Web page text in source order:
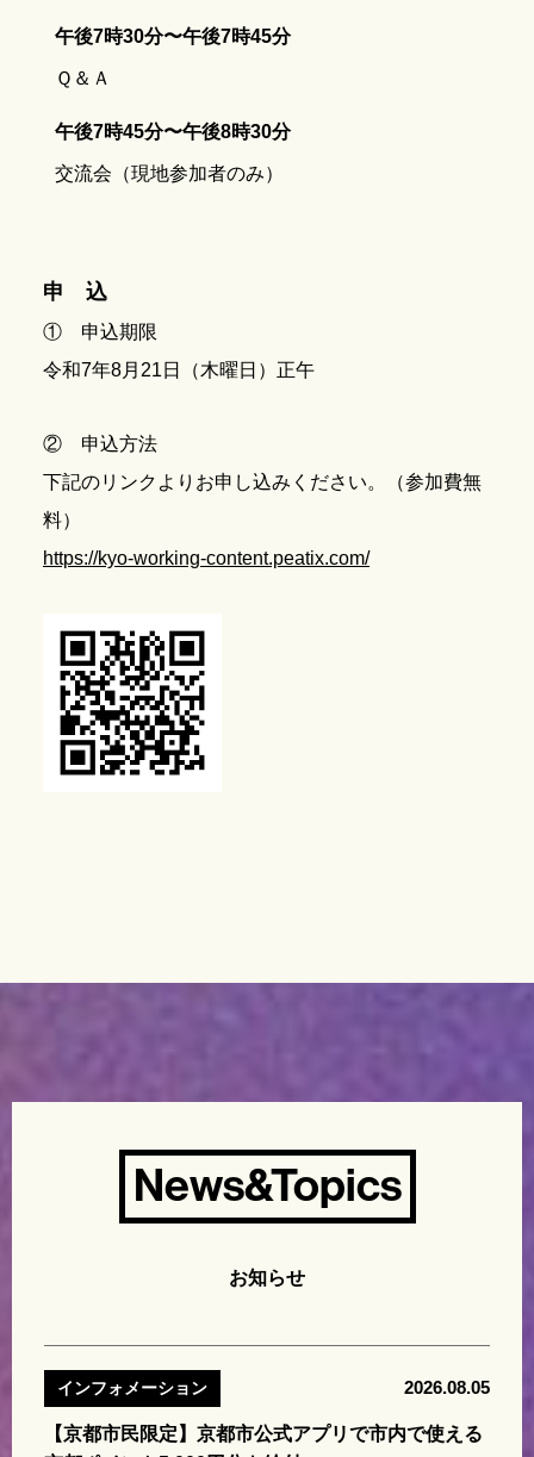
午後7時30分〜午後7時45分
Ｑ＆Ａ
午後7時45分〜午後8時30分
交流会（現地参加者のみ）
申 込
① 申込期限
令和7年8月21日（木曜日）正午
② 申込方法
下記のリンクよりお申し込みください。（参加費無
料）
https://kyo-working-content.peatix.com/
News&Topics
お知らせ
インフォメーション 2026.08.05
【京都市民限定】京都市公式アプリで市内で使える